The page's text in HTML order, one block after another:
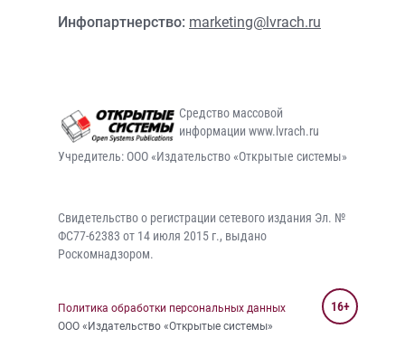
Инфопартнерство: marketing@lvrach.ru
Средство массовой
информации www.lvrach.ru
Учредитель: ООО «Издательство «Открытые системы»
Свидетельство о регистрации сетевого издания Эл. №
ФС77-62383 от 14 июля 2015 г., выдано
Роскомнадзором.
Политика обработки персональных данных
ООО «Издательство «Открытые системы»
16+